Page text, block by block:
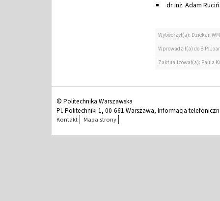
dr inż. Adam
Wytworzył(a): Dziekan
Wprowadził(a) do BIP:
Zaktualizował(a): Paula
© Politechnika Warszawska
Pl. Politechniki 1, 00-661 Warszawa, Informacja
Kontakt Mapa strony